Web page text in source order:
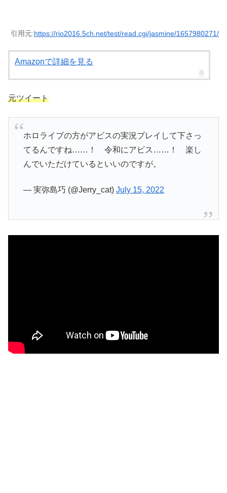
引用元:https://rio2016.5ch.net/test/read.cgi/jasmine/1657980271/
Amazonで詳細を見る
元ツイート
ホロライブの方がアビスの実況プレイして下さっ
てるんですね……！ 令和にアビス……！ 楽し
んでいただけているといいのですが。
— 実弥島巧 (@Jerry_cat) July 15, 2022